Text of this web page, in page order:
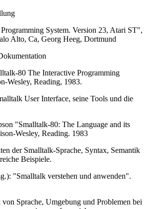
System. Version 23, Atari ST",
Alto, Ca, Georg Heeg, Dortmund
80 The Interactive Programming
Wesley, Reading, 1983.
User Interface, seine Tools und die
"Smalltalk-80: The Language and its
Wesley, Reading. 1983
der Smalltalk-Sprache, Syntax, Semantik
Beispiele.
"Smalltalk verstehen und anwenden".
Sprache, Umgebung und Problemen bei